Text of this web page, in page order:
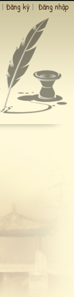
| Đăng ký | Đăng nhập